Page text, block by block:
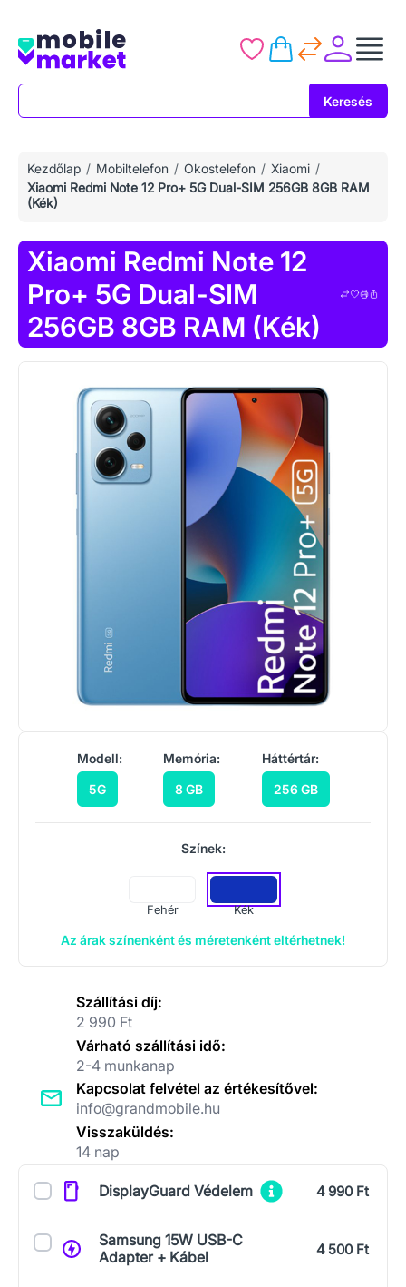
Keresés
Kezdőlap Mobiltelefon Okostelefon
Xiaomi
Xiaomi Redmi Note 12 Pro+ 5G Dual-SIM 256GB 8GB RAM
(Kék)
Xiaomi Redmi Note 12
Pro+ 5G Dual-SIM
256GB 8GB RAM (Kék)
Modell:
5G
Memória:
8 GB
Háttértár:
256 GB
Színek:
Fehér Kék
Az árak színenként és méretenként eltérhetnek!
Szállítási díj:
2 990 Ft
Várható szállítási idő:
2-4 munkanap
Kapcsolat felvétel az értékesítővel:
info@grandmobile.hu
Visszaküldés:
14 nap
KiegészítőkDisplayGuard Védelem 4 990 Ft
Samsung 15W USB-C
Adapter + Kábel
4 500 Ft